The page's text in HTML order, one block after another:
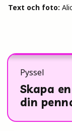
Text och foto:
Skapa
din
Pyssel